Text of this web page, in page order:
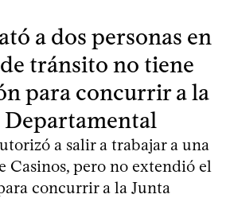
a dos personas en
tránsito no tiene
para concurrir a la
Departamental
a salir a trabajar a una
Casinos, pero no extendió el
concurrir a la Junta